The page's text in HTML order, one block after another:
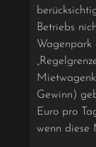
Betriebs
Wagenpark
Gewinn)
Euro pro
wenn diese